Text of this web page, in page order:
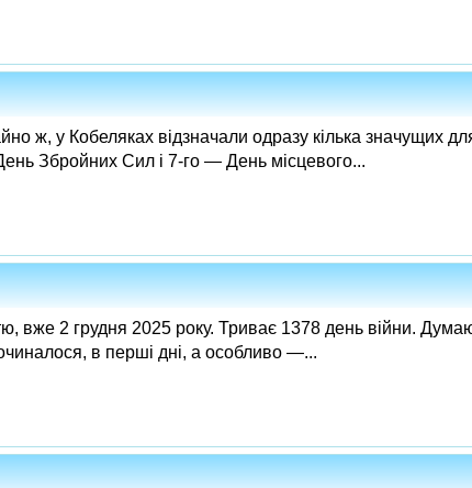
ж, у Кобеляках відзначали одразу кілька значущих
Збройних Сил і 7‑го — День місцевого...
вже 2 грудня 2025 року. Триває 1378 день війни.
в перші дні, а особливо —...